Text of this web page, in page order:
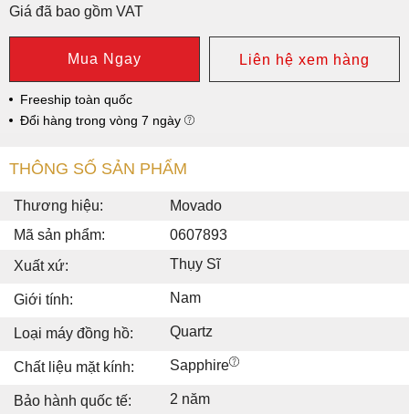
Giá đã bao gồm VAT
Mua Ngay Liên hệ xem hàng
Freeship toàn quốc
Đổi hàng trong vòng 7 ngày
THÔNG SỐ SẢN PHẨM
Thương hiệu:
Movado
Mã sản phẩm:
0607893
Xuất xứ:
Thụy Sĩ
Giới tính: Nam
Loại máy đồng hồ: Quartz
Chất liệu mặt kính: Sapphire
Bảo hành quốc tế: 2 năm